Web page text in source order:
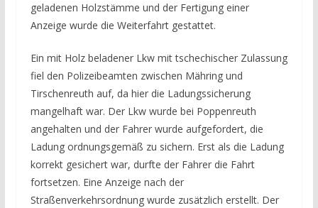
geladenen Holzstämme und der Fertigung einer
Anzeige wurde die Weiterfahrt gestattet.
Ein mit Holz beladener Lkw mit tschechischer Zulassung
fiel den Polizeibeamten zwischen Mähring und
Tirschenreuth auf, da hier die Ladungssicherung
mangelhaft war. Der Lkw wurde bei Poppenreuth
angehalten und der Fahrer wurde aufgefordert, die
Ladung ordnungsgemäß zu sichern. Erst als die Ladung
korrekt gesichert war, durfte der Fahrer die Fahrt
fortsetzen. Eine Anzeige nach der
Straßenverkehrsordnung wurde zusätzlich erstellt. Der